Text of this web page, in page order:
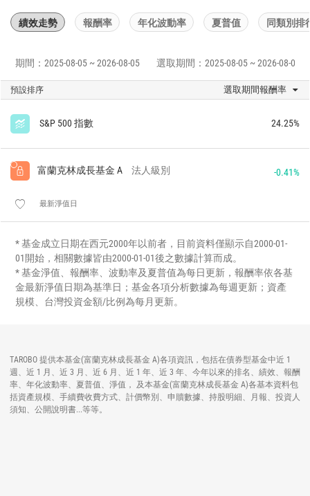
績效走勢 報酬率 年化波動率 夏普值 同類別排
期間：2025-08-05 ~ 2026-08-05 選取期間：2025-08-05 ~ 2026-08-05
預設排序 選取期間報酬率
S&P 500 指數 24.25%
富蘭克林成長基金 A 法人級別 -0.41%
最新淨值日
* 基金成立日期在西元2000年以前者，目前資料僅顯示自2000-01-
01開始，相關數據皆由2000-01-01後之數據計算而成。
* 基金淨值、報酬率、波動率及夏普值為每日更新，報酬率依各基
金最新淨值日期為基準日；基金各項分析數據為每週更新；資產
規模、台灣投資金額/比例為每月更新。
TAROBO 提供本基金(富蘭克林成長基金 A)各項資訊，包括在債券型基金中近 1
週、近 1 月、近 3 月、近 6 月、近 1 年、近 3 年、今年以來的排名、績效、報酬
率、年化波動率、夏普值、淨值， 及本基金(富蘭克林成長基金 A)各基本資料包
括資產規模、手續費收費方式、計價幣別、申贖數據、持股明細、月報、投資人
須知、公開說明書...等等。